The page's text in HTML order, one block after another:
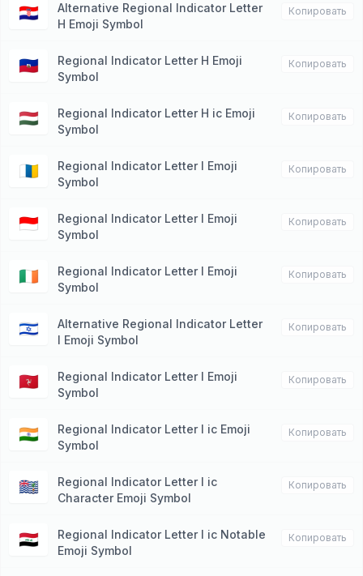
🇭🇷
Alternative Regional Indicator Letter
H Emoji Symbol
Копировать
🇭🇹
Regional Indicator Letter H Emoji
Symbol
Копировать
🇭🇺
Regional Indicator Letter H ic Emoji
Symbol
Копировать
🇮🇨
Regional Indicator Letter I Emoji
Symbol
Копировать
🇮🇩
Regional Indicator Letter I Emoji
Symbol
Копировать
🇮🇪
Regional Indicator Letter I Emoji
Symbol
Копировать
🇮🇱
Alternative Regional Indicator Letter
I Emoji Symbol
Копировать
🇮🇲
Regional Indicator Letter I Emoji
Symbol
Копировать
🇮🇳
Regional Indicator Letter I ic Emoji
Symbol
Копировать
🇮🇴
Regional Indicator Letter I ic
Character Emoji Symbol
Копировать
🇮🇶
Regional Indicator Letter I ic Notable
Emoji Symbol
Копировать